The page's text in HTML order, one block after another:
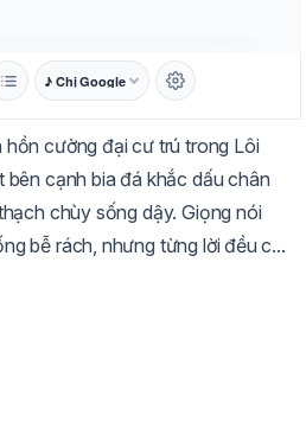
♪ Chị Google
Tự chuyển
Ngà Vàng
cường đại cư trú trong Lôi
bên cạnh bia đá khắc dấu chân
chùy sống dậy. Giọng nói
bễ rách, nhưng từng lời đều c...